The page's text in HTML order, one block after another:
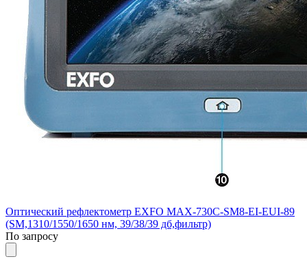
Оптический рефлектометр EXFO MAX-730C-SM8-EI-EUI-89
(SM,1310/1550/1650 нм, 39/38/39 дб,фильтр)
По запросу